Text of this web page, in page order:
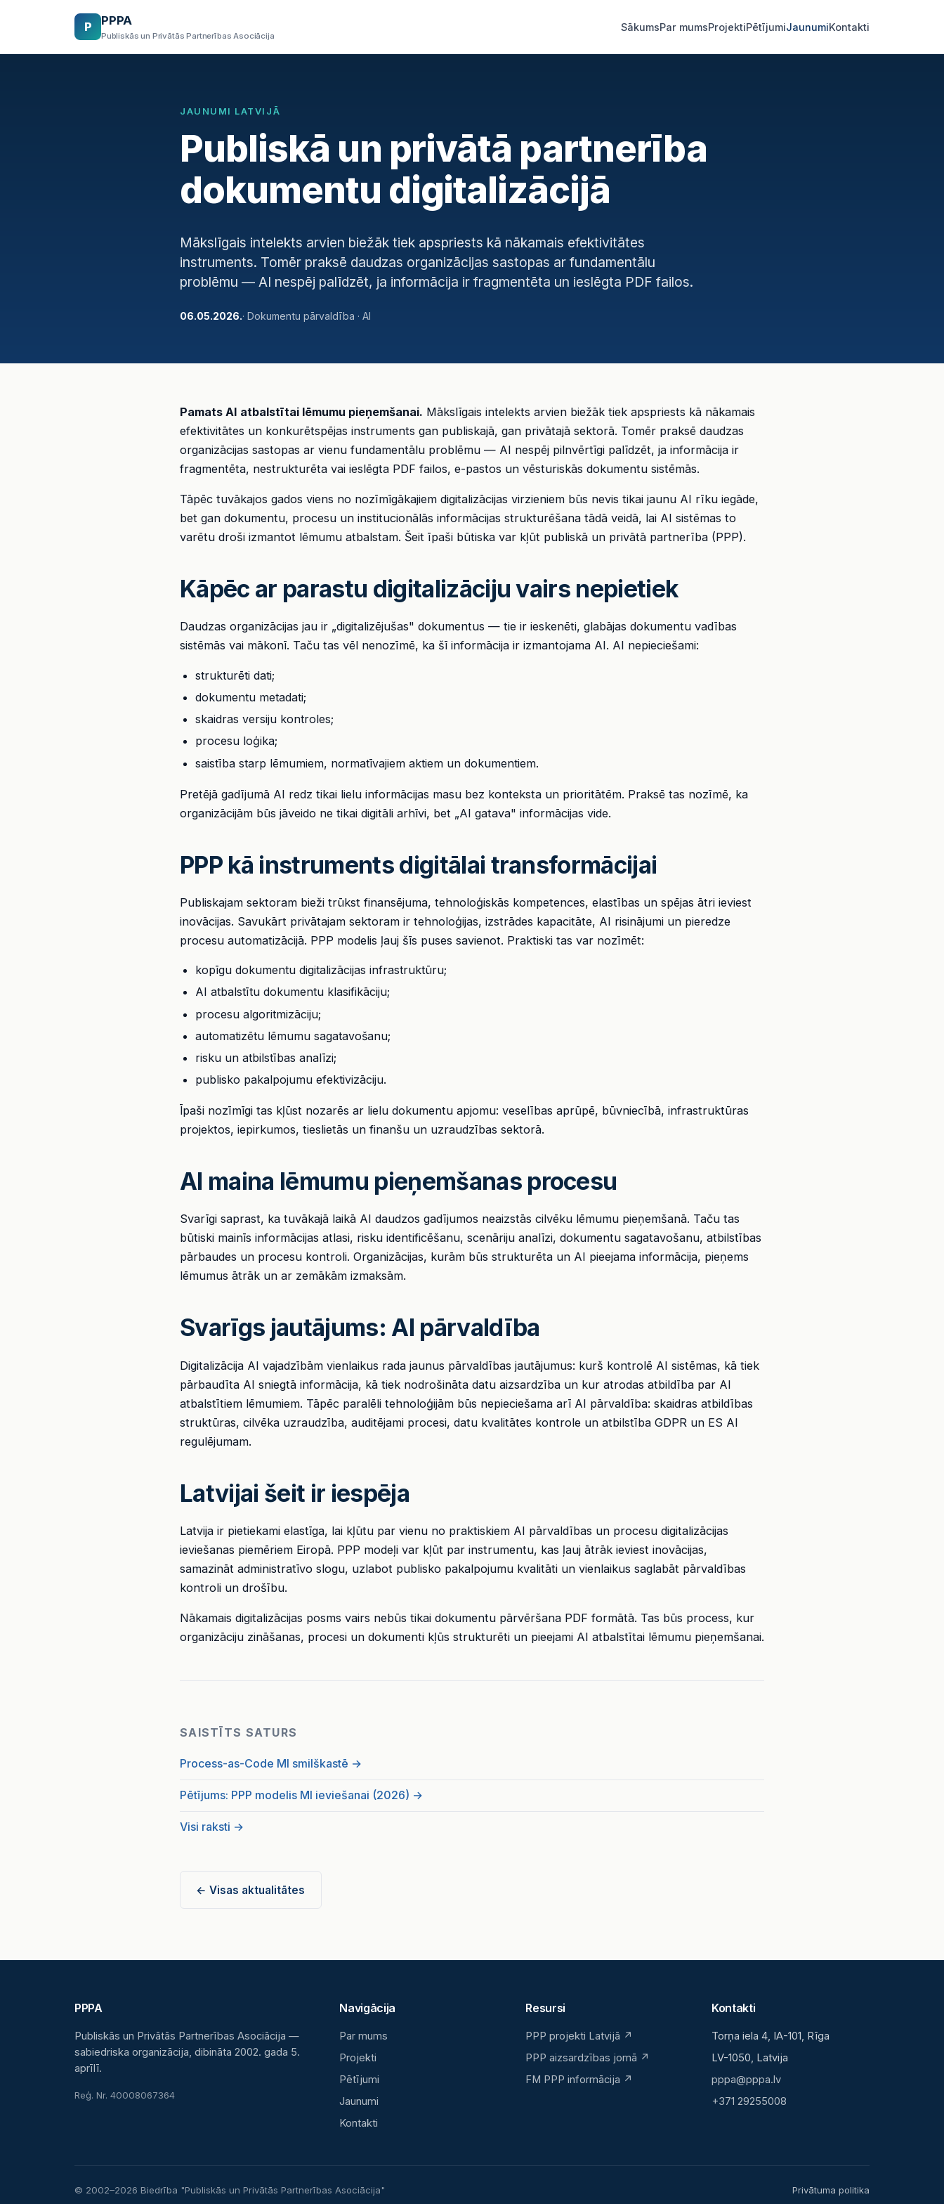
P PPPA
Publiskās un Privātās Partnerības Asociācija
SākumsPar mumsProjektiPētījumiJaunumiKontakti
JAUNUMI LATVIJĀ
Publiskā un privātā partnerība
dokumentu digitalizācijā
Mākslīgais intelekts arvien biežāk tiek apspriests kā nākamais efektivitātes
instruments. Tomēr praksē daudzas organizācijas sastopas ar fundamentālu
problēmu — AI nespēj palīdzēt, ja informācija ir fragmentēta un ieslēgta PDF failos.
06.05.2026.· Dokumentu pārvaldība · AI
Pamats AI atbalstītai lēmumu pieņemšanai. Mākslīgais intelekts arvien biežāk tiek apspriests kā nākamais
efektivitātes un konkurētspējas instruments gan publiskajā, gan privātajā sektorā. Tomēr praksē daudzas
organizācijas sastopas ar vienu fundamentālu problēmu — AI nespēj pilnvērtīgi palīdzēt, ja informācija ir
fragmentēta, nestrukturēta vai ieslēgta PDF failos, e-pastos un vēsturiskās dokumentu sistēmās.
Tāpēc tuvākajos gados viens no nozīmīgākajiem digitalizācijas virzieniem būs nevis tikai jaunu AI rīku iegāde,
bet gan dokumentu, procesu un institucionālās informācijas strukturēšana tādā veidā, lai AI sistēmas to
varētu droši izmantot lēmumu atbalstam. Šeit īpaši būtiska var kļūt publiskā un privātā partnerība (PPP).
Kāpēc ar parastu digitalizāciju vairs nepietiek
Daudzas organizācijas jau ir „digitalizējušas" dokumentus — tie ir ieskenēti, glabājas dokumentu vadības
sistēmās vai mākonī. Taču tas vēl nenozīmē, ka šī informācija ir izmantojama AI. AI nepieciešami:
strukturēti dati;
dokumentu metadati;
skaidras versiju kontroles;
procesu loģika;
saistība starp lēmumiem, normatīvajiem aktiem un dokumentiem.
Pretējā gadījumā AI redz tikai lielu informācijas masu bez konteksta un prioritātēm. Praksē tas nozīmē, ka
organizācijām būs jāveido ne tikai digitāli arhīvi, bet „AI gatava" informācijas vide.
PPP kā instruments digitālai transformācijai
Publiskajam sektoram bieži trūkst finansējuma, tehnoloģiskās kompetences, elastības un spējas ātri ieviest
inovācijas. Savukārt privātajam sektoram ir tehnoloģijas, izstrādes kapacitāte, AI risinājumi un pieredze
procesu automatizācijā. PPP modelis ļauj šīs puses savienot. Praktiski tas var nozīmēt:
kopīgu dokumentu digitalizācijas infrastruktūru;
AI atbalstītu dokumentu klasifikāciju;
procesu algoritmizāciju;
automatizētu lēmumu sagatavošanu;
risku un atbilstības analīzi;
publisko pakalpojumu efektivizāciju.
Īpaši nozīmīgi tas kļūst nozarēs ar lielu dokumentu apjomu: veselības aprūpē, būvniecībā, infrastruktūras
projektos, iepirkumos, tieslietās un finanšu un uzraudzības sektorā.
AI maina lēmumu pieņemšanas procesu
Svarīgi saprast, ka tuvākajā laikā AI daudzos gadījumos neaizstās cilvēku lēmumu pieņemšanā. Taču tas
būtiski mainīs informācijas atlasi, risku identificēšanu, scenāriju analīzi, dokumentu sagatavošanu, atbilstības
pārbaudes un procesu kontroli. Organizācijas, kurām būs strukturēta un AI pieejama informācija, pieņems
lēmumus ātrāk un ar zemākām izmaksām.
Svarīgs jautājums: AI pārvaldība
Digitalizācija AI vajadzībām vienlaikus rada jaunus pārvaldības jautājumus: kurš kontrolē AI sistēmas, kā tiek
pārbaudīta AI sniegtā informācija, kā tiek nodrošināta datu aizsardzība un kur atrodas atbildība par AI
atbalstītiem lēmumiem. Tāpēc paralēli tehnoloģijām būs nepieciešama arī AI pārvaldība: skaidras atbildības
struktūras, cilvēka uzraudzība, auditējami procesi, datu kvalitātes kontrole un atbilstība GDPR un ES AI
regulējumam.
Latvijai šeit ir iespēja
Latvija ir pietiekami elastīga, lai kļūtu par vienu no praktiskiem AI pārvaldības un procesu digitalizācijas
ieviešanas piemēriem Eiropā. PPP modeļi var kļūt par instrumentu, kas ļauj ātrāk ieviest inovācijas,
samazināt administratīvo slogu, uzlabot publisko pakalpojumu kvalitāti un vienlaikus saglabāt pārvaldības
kontroli un drošību.
Nākamais digitalizācijas posms vairs nebūs tikai dokumentu pārvēršana PDF formātā. Tas būs process, kur
organizāciju zināšanas, procesi un dokumenti kļūs strukturēti un pieejami AI atbalstītai lēmumu pieņemšanai.
SAISTĪTS SATURS
Process-as-Code MI smilškastē →
Pētījums: PPP modelis MI ieviešanai (2026) →
Visi raksti →
← Visas aktualitātes
PPPA
Publiskās un Privātās Partnerības Asociācija —
sabiedriska organizācija, dibināta 2002. gada 5.
aprīlī.
Reģ. Nr. 40008067364
Navigācija
Par mums
Projekti
Pētījumi
Jaunumi
Kontakti
Resursi
PPP projekti Latvijā ↗
PPP aizsardzības jomā ↗
FM PPP informācija ↗
Kontakti
Torņa iela 4, IA-101, Rīga
LV-1050, Latvija
pppa@pppa.lv
+371 29255008
© 2002–2026 Biedrība "Publiskās un Privātās Partnerības Asociācija" Privātuma politika